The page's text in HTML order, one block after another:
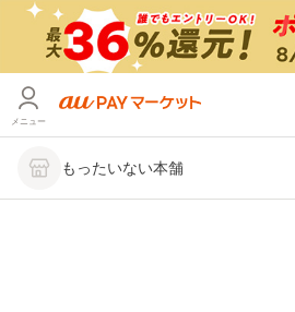
メニュー
もったいない本舗